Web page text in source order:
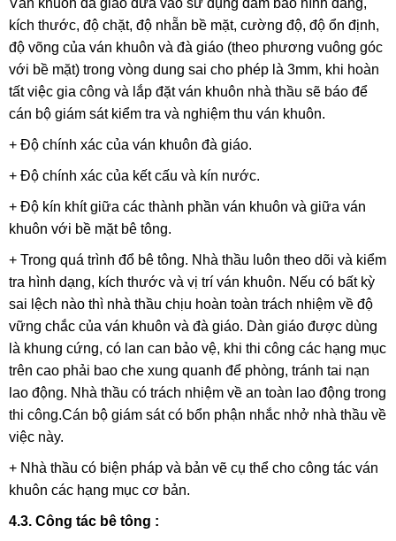
kích thước, độ chặt, độ nhẵn bề mặt, cường độ, độ ổn định,
độ võng của ván khuôn và đà giáo (theo phương vuông góc
với bề mặt) trong vòng dung sai cho phép là 3mm, khi hoàn
tất việc gia công và lắp đặt ván khuôn nhà thầu sẽ báo để
cán bộ giám sát kiểm tra và nghiệm thu ván khuôn.
+ Độ chính xác của ván khuôn đà giáo.
+ Độ chính xác của kết cấu và kín nước.
+ Độ kín khít giữa các thành phần ván khuôn và giữa ván
khuôn với bề mặt bê tông.
+ Trong quá trình đổ bê tông. Nhà thầu luôn theo dõi và kiểm
tra hình dạng, kích thước và vị trí ván khuôn. Nếu có bất kỳ
sai lệch nào thì nhà thầu chịu hoàn toàn trách nhiệm về độ
vững chắc của ván khuôn và đà giáo. Dàn giáo được dùng
là khung cứng, có lan can bảo vệ, khi thi công các hạng mục
trên cao phải bao che xung quanh để phòng, tránh tai nạn
lao động. Nhà thầu có trách nhiệm về an toàn lao động trong
thi công.Cán bộ giám sát có bổn phận nhắc nhở nhà thầu về
việc này.
+ Nhà thầu có biện pháp và bản vẽ cụ thể cho công tác ván
khuôn các hạng mục cơ bản.
4.3. Công tác bê tông :